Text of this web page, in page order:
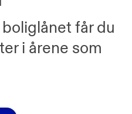
får du
i årene som